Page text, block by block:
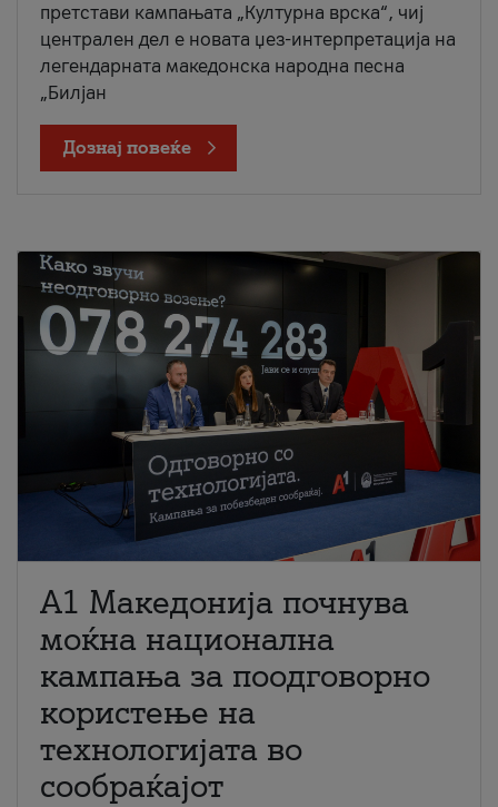
претстави кампањата „Културна врска“, чиј
централен дел е новата џез-интерпретација на
легендарната македонска народна песна
„Билјан
Дознај повеќе
A1 Македонија почнува
моќна национална
кампања за поодговорно
користење на
технологијата во
сообраќајот